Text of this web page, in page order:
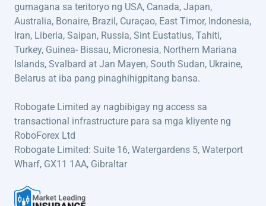
gumagana sa teritoryo ng USA, Canada, Japan,
Australia, Bonaire, Brazil, Curaçao, East Timor, Indonesia,
Iran, Liberia, Saipan, Russia, Sint Eustatius, Tahiti,
Turkey, Guinea- Bissau, Micronesia, Northern Mariana
Islands, Svalbard at Jan Mayen, South Sudan, Ukraine,
Belarus at iba pang pinaghihigpitang bansa.
Robogate Limited ay nagbibigay ng access sa
transactional infrastructure para sa mga kliyente ng
RoboForex Ltd
Robogate Limited: Suite 16, Watergardens 5, Waterport
Wharf, GX11 1AA, Gibraltar